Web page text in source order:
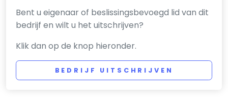
Bent u eigenaar of beslissingsbevoegd lid van dit
bedrijf en wilt u het uitschrijven?
Klik dan op de knop hieronder.
BEDRIJF UITSCHRIJVEN